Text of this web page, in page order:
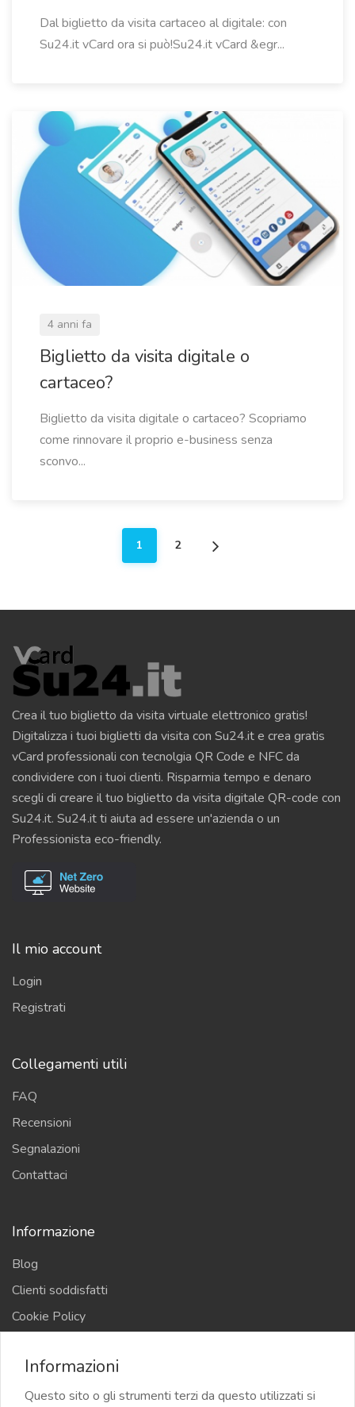
Dal biglietto da visita cartaceo al digitale: con
Su24.it vCard ora si può!Su24.it vCard &egr...
4 anni fa
Biglietto da visita digitale o
cartaceo?
Biglietto da visita digitale o cartaceo? Scopriamo
come rinnovare il proprio e-business senza
sconvo...
1 2
Crea il tuo biglietto da visita virtuale elettronico gratis!
Digitalizza i tuoi biglietti da visita con Su24.it e crea gratis
vCard professionali con tecnolgia QR Code e NFC da
condividere con i tuoi clienti. Risparmia tempo e denaro
scegli di creare il tuo biglietto da visita digitale QR-code con
Su24.it. Su24.it ti aiuta ad essere un'azienda o un
Professionista eco-friendly.
Il mio account
Login
Registrati
Collegamenti utili
FAQ
Recensioni
Segnalazioni
Contattaci
Informazione
Blog
Clienti soddisfatti
Cookie Policy
Termini e Condizioni
Informazioni
Questo sito o gli strumenti terzi da questo utilizzati si